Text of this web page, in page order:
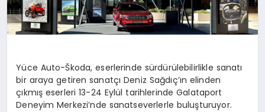
EĞITIM
Yüce Auto-Škoda, eserlerinde sürdürülebilirlikle sanatı
bir araya getiren sanatçı Deniz Sağdıç’ın elinden
çıkmış eserleri 13-24 Eylül tarihlerinde Galataport
Deneyim Merkezi’nde sanatseverlerle buluşturuyor.